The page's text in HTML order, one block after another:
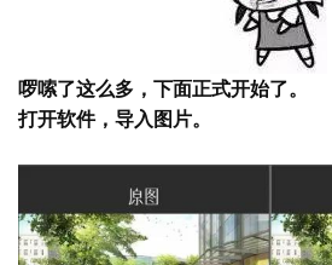
啰嗦了这么多，下面正式开始了。
打开软件，导入图片。